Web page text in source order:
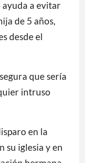
se despierta
Por lo
porque es
a evitar
de 5 años,
desde el
que sería